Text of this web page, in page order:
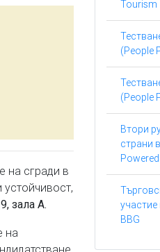
на сгради в
зала А.
на
Tourism
(People
(People
Втори
страни
BBG